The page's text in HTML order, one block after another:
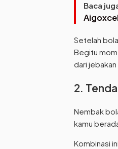
Baca
Setelah
Begitu
dari
2.
Nembak
kamu
Kombinasi